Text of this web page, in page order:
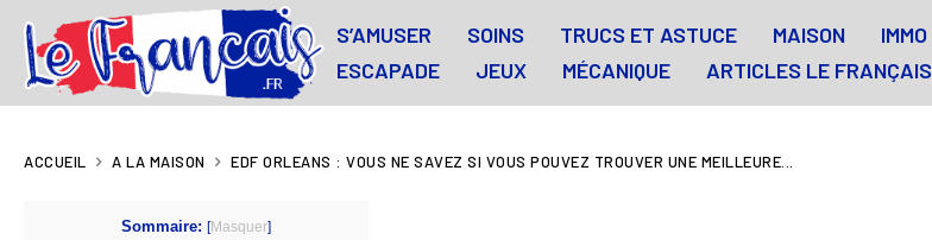
S’AMUSER SOINS TRUCS ET ASTUCE MAISON IMMO
ESCAPADE
JEUX MÉCANIQUE ARTICLES LE FRANÇAIS
ACCUEIL A LA MAISON EDF ORLEANS : VOUS NE SAVEZ SI VOUS POUVEZ TROUVER UNE MEILLEURE...
Sommaire: [Masquer]